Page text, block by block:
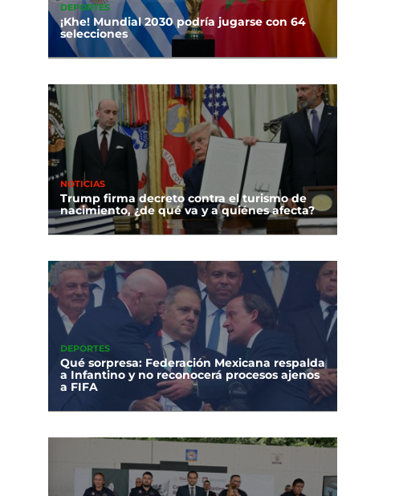
DEPORTES
¡Khe! Mundial 2030 podría jugarse con 64
selecciones
NOTICIAS
Trump firma decreto contra el turismo de
nacimiento, ¿de qué va y a quiénes afecta?
DEPORTES
Qué sorpresa: Federación Mexicana respalda
a Infantino y no reconocerá procesos ajenos
a FIFA